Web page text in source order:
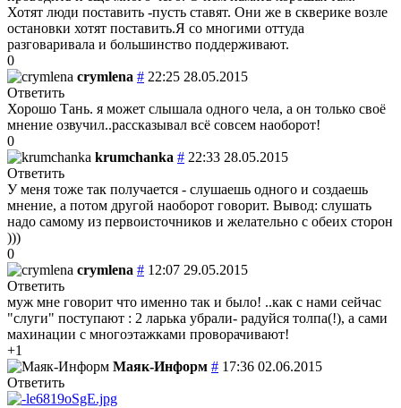
Хотят люди поставить -пусть ставят. Они же в скверике возле
остановки хотят поставить.Я со многими оттуда
разговаривала и большинство поддерживают.
0
crymlena # 22:25 28.05.2015
Ответить
Хорошо Тань. я может слышала одного чела, а он только своё
мнение озвучил..рассказывал всё совсем наоборот!
0
krumchanka # 22:33 28.05.2015
Ответить
У меня тоже так получается - слушаешь одного и создаешь
мнение, а потом другой наоборот говорит. Вывод: слушать
надо самому из первоисточников и желательно с обеих сторон
)))
0
crymlena # 12:07 29.05.2015
Ответить
муж мне говорит что именно так и было! ..как с нами сейчас
"слуги" поступают : 2 ларька убрали- радуйся толпа(!), а сами
махинации с многоэтажками проворачивают!
+1
Маяк-Информ # 17:36 02.06.2015
Ответить